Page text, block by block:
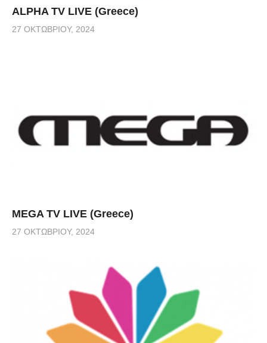
ALPHA TV LIVE (Greece)
27 ΟΚΤΩΒΡΊΟΥ, 2024
MEGA TV LIVE (Greece)
27 ΟΚΤΩΒΡΊΟΥ, 2024